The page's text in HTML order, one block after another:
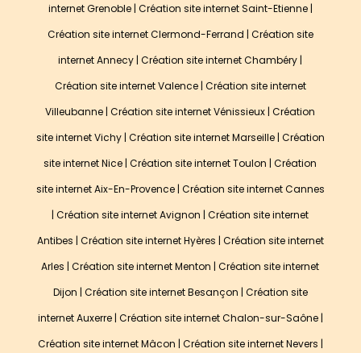
internet Grenoble| Création site internet Saint-Etienne|
Création site internet Clermond-Ferrand | Création site
internet Annecy |Création site internet Chambéry |
Création site internet Valence| Création site internet
Villeubanne |Création site internet Vénissieux |Création
site internet Vichy| Création site internet Marseille| Création
site internet Nice |Création site internet Toulon |Création
site internet Aix-En-Provence| Création site internet Cannes
|Création site internet Avignon |Création site internet
Antibes | Création site internet Hyères | Création site internet
Arles |Création site internet Menton | Création site internet
Dijon | Création site internet Besançon | Création site
internet Auxerre | Création site internet Chalon-sur-Saône |
Création site internet Mâcon | Création site internet Nevers |